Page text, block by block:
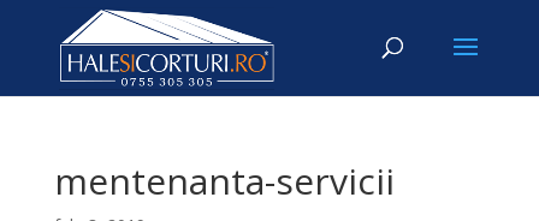
mentenanta-servicii